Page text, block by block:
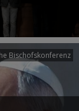
Bischofskonferenz